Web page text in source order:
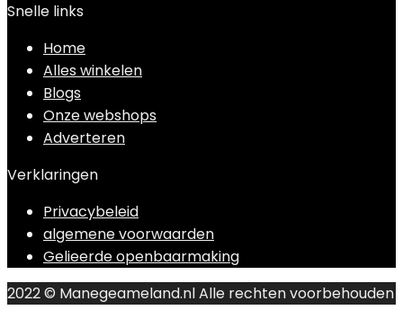
Snelle links
Home
Alles winkelen
Blogs
Onze webshops
Adverteren
Verklaringen
Privacybeleid
algemene voorwaarden
Gelieerde openbaarmaking
2022 © Manegeameland.nl Alle rechten voorbehouden